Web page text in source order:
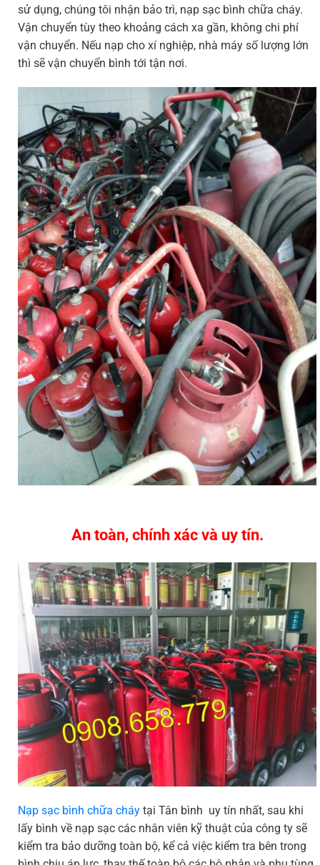
sử dụng, chúng tôi nhận bảo trì, nạp sạc bình chữa cháy.
Vận chuyển tùy theo khoảng cách xa gần, không chi phí
vận chuyển. Nếu nạp cho xí nghiệp, nhà máy số lượng lớn
thì sẽ vận chuyển bình tới tận nơi.
An toàn, chính xác và uy tín.
Nạp sạc bình chữa cháy tại Tân bình uy tín nhất, sau khi
lấy bình về nạp sạc các nhân viên kỹ thuật của công ty sẽ
kiểm tra bảo dưỡng toàn bộ, kể cả việc kiểm tra bên trong